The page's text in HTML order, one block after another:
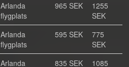
Arlanda
flygplats
965 SEK
1255
SEK
Arlanda
flygplats
595 SEK
775
SEK
Arlanda 835 SEK 1085